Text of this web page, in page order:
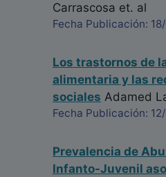
Carrascosa et. al
Fecha Publicación:
Los trastornos de
alimentaria y las
sociales Adamed
Fecha Publicación:
Prevalencia de
Infanto-Juvenil